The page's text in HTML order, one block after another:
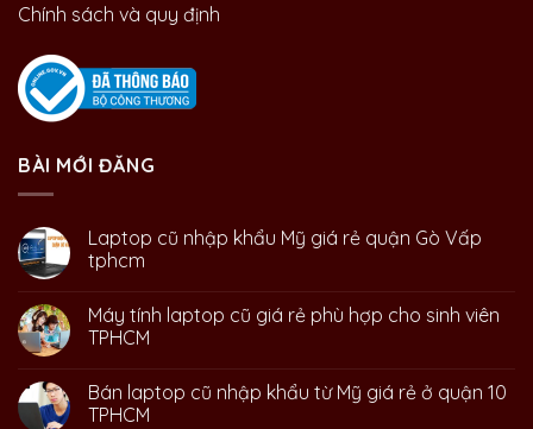
Chính sách và quy định
BÀI MỚI ĐĂNG
Laptop cũ nhập khẩu Mỹ giá rẻ quận Gò Vấp
tphcm
Máy tính laptop cũ giá rẻ phù hợp cho sinh viên
TPHCM
Bán laptop cũ nhập khẩu từ Mỹ giá rẻ ở quận 10
TPHCM